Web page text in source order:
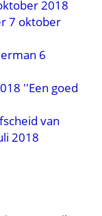
2018
7 oktober
6
''Een goed
van
2018